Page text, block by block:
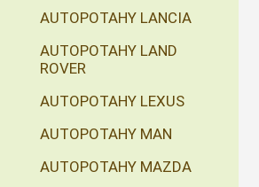
AUTOPOTAHY LANCIA
AUTOPOTAHY LAND
ROVER
AUTOPOTAHY LEXUS
AUTOPOTAHY MAN
AUTOPOTAHY MAZDA